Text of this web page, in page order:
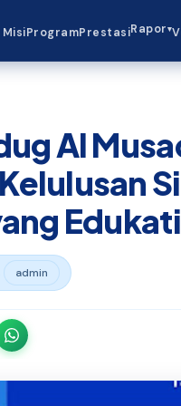
ProgramPrestasiRapor▾
Al
admin